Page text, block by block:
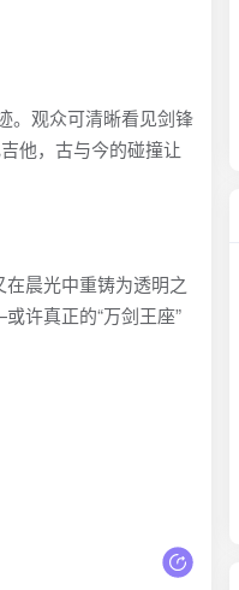
。观众可清晰看见剑锋
他，古与今的碰撞让
晨光中重铸为透明之
许真正的“万剑王座”